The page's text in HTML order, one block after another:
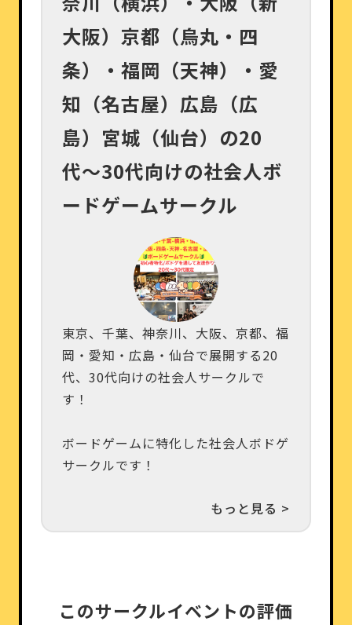
大阪）京都（烏丸・四
条）・福岡（天神）・愛
知（名古屋）広島（広
島）宮城（仙台）の20
代〜30代向けの社会人ボ
ードゲームサークル
東京、千葉、神奈川、大阪、京都、福
岡・愛知・広島・仙台で展開する20
代、30代向けの社会人サークルで
す！
ボードゲームに特化した社会人ボドゲ
サークルです！
もっと見る >
このサークルイベントの評価